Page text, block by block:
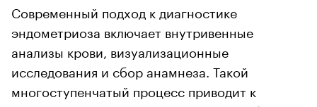
Современный подход к диагностике
эндометриоза включает внутривенные
анализы крови, визуализационные
исследования и сбор анамнеза. Такой
многоступенчатый процесс приводит к